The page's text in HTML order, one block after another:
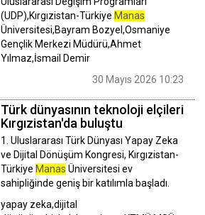
(UDP),Kırgızistan-Türkiye Manas
Üniversitesi,Bayram Bozyel,Osmaniye
Gençlik Merkezi Müdürü,Ahmet
Yılmaz,İsmail Demir
30 Mayıs 2026 10:23
Türk dünyasının teknoloji elçileri
Kırgızistan'da buluştu
1. Uluslararası Türk Dünyası Yapay Zeka
ve Dijital Dönüşüm Kongresi, Kırgızistan-
Türkiye Manas Üniversitesi ev
sahipliğinde geniş bir katılımla başladı.
yapay zeka,dijital